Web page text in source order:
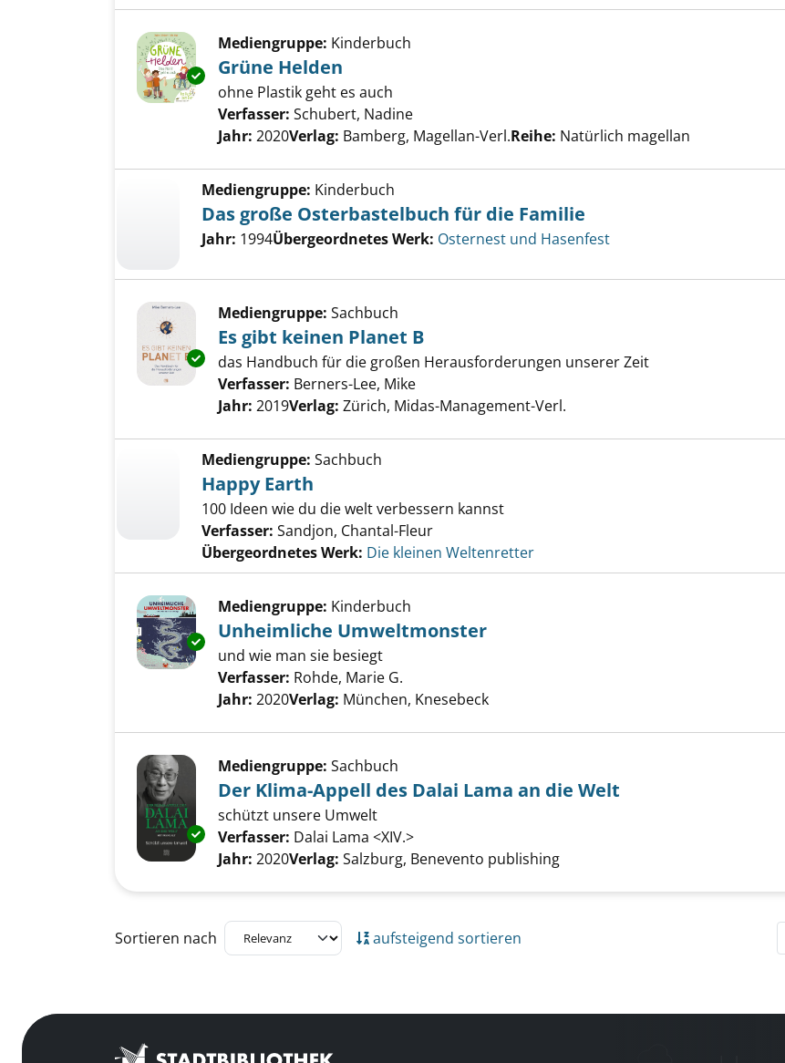
Exemplar-Details von Grüne Helden anzeigen
Mediengruppe: Kinderbuch
Grüne Helden
ohne Plastik geht es auch
Verfasser: Schubert, Nadine
Jahr: 2020Verlag: Bamberg, Magellan-Verl.Reihe: Natürlich magellan
Mediengruppe: Kinderbuch
Das große Osterbastelbuch für die Familie
Jahr: 1994Übergeordnetes Werk: Osternest und Hasenfest
Exemplar-Details von Es gibt keinen Planet B anzeigen
Mediengruppe: Sachbuch
Es gibt keinen Planet B
das Handbuch für die großen Herausforderungen unserer Zeit
Verfasser: Berners-Lee, Mike
Jahr: 2019Verlag: Zürich, Midas-Management-Verl.
Mediengruppe: Sachbuch
Happy Earth
100 Ideen wie du die welt verbessern kannst
Verfasser: Sandjon, Chantal-Fleur
Übergeordnetes Werk: Die kleinen Weltenretter
Exemplar-Details von Unheimliche Umweltmonster anzeigen
Mediengruppe: Kinderbuch
Unheimliche Umweltmonster
und wie man sie besiegt
Verfasser: Rohde, Marie G.
Jahr: 2020Verlag: München, Knesebeck
Exemplar-Details von Der Klima-Appell des Dalai Lama an die Welt anzeigen
Mediengruppe: Sachbuch
Der Klima-Appell des Dalai Lama an die Welt
schützt unsere Umwelt
Verfasser: Dalai Lama <XIV.>
Jahr: 2020Verlag: Salzburg, Benevento publishing
Zu den Suchfiltern springen
Sortieren nach aufsteigend sortieren